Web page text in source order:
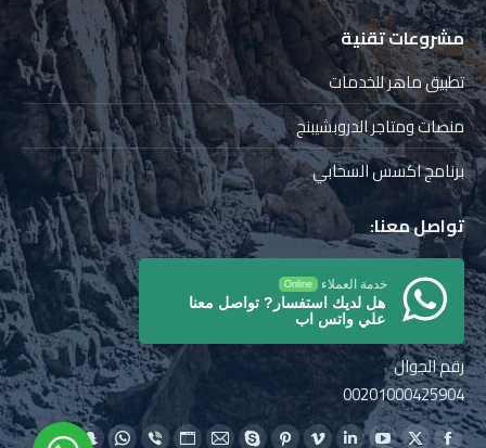
مشروعات تقنية
تطبيق ماهر للخدمات
منصات ومتاجر الدروبشيبنج
برنامج اكسس السحابي
تواصل معنا:
خدمة العملاء Online
هل لديك استفسار? تواصل معنا
علي واتس اب
رقم الجوال
00201000425904
Find us on: